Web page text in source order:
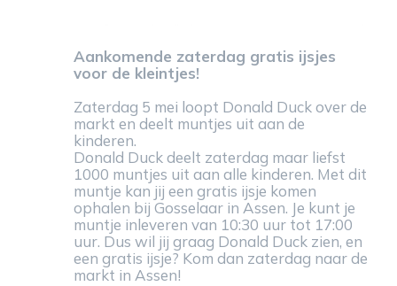
Aankomende zaterdag gratis ijsjes
voor de kleintjes!
Zaterdag 5 mei loopt Donald Duck over de
markt en deelt muntjes uit aan de
kinderen.
Donald Duck deelt zaterdag maar liefst
1000 muntjes uit aan alle kinderen. Met dit
muntje kan jij een gratis ijsje komen
ophalen bij Gosselaar in Assen. Je kunt je
muntje inleveren van 10:30 uur tot 17:00
uur. Dus wil jij graag Donald Duck zien, en
een gratis ijsje? Kom dan zaterdag naar de
markt in Assen!